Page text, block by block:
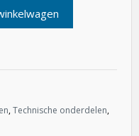
,Technische onderdelen,